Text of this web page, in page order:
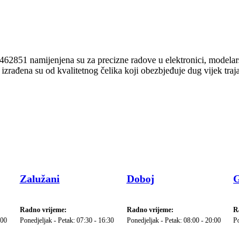
namijenjena su za precizne radove u elektronici,
su od kvalitetnog čelika koji obezbjeđuje dug vijek
Zalužani
Radno vrijeme:
Ponedjeljak - Petak: 07:30 - 16:30
Doboj
Radno vrijeme:
Ponedjeljak - Petak: 08:00 - 20:00